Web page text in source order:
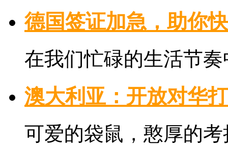
德国签证加急，助你
在我们忙碌的生活节
澳大利亚：开放对华
可爱的袋鼠，憨厚的